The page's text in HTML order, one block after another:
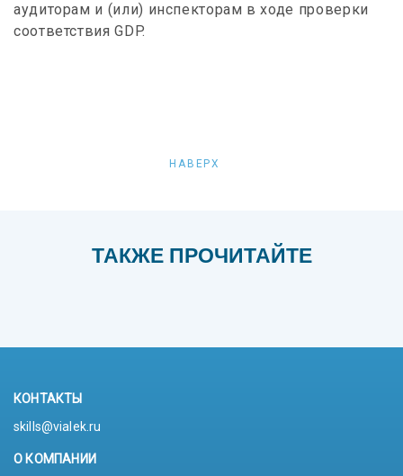
аудиторам и (или) инспекторам в ходе проверки
соответствия GDP.
НАВЕРХ
ТАКЖЕ ПРОЧИТАЙТЕ
КОНТАКТЫ
skills@vialek.ru
О КОМПАНИИ